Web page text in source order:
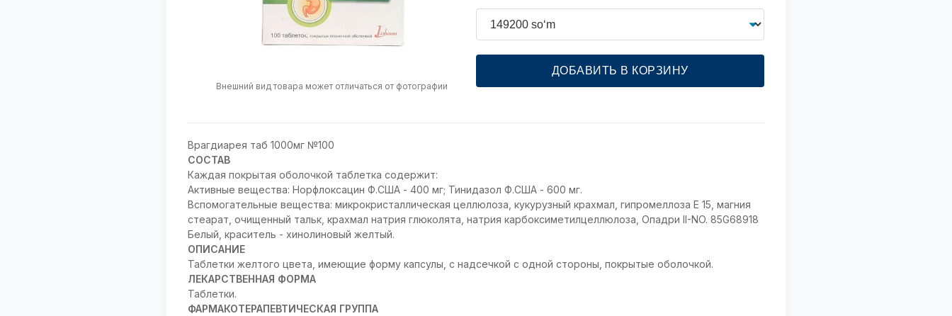
Внешний вид товара может отличаться от фотографии
ДОБАВИТЬ В КОРЗИНУ
Врагдиарея таб 1000мг №100
СОСТАВ
Каждая покрытая оболочкой таблетка содержит:
Активные вещества: Норфлоксацин Ф.США - 400 мг; Тинидазол Ф.США - 600 мг.
Вспомогательные вещества: микрокристаллическая целлюлоза, кукурузный крахмал, гипромеллоза E 15, магния
стеарат, очищенный тальк, крахмал натрия глюколята, натрия карбоксиметилцеллюлоза, Опадри II-NO. 85G68918
Белый, краситель - хинолиновый желтый.
ОПИСАНИЕ
Таблетки желтого цвета, имеющие форму капсулы, с надсечкой с одной стороны, покрытые оболочкой.
ЛЕКАРСТВЕННАЯ ФОРМА
Таблетки.
ФАРМАКОТЕРАПЕВТИЧЕСКАЯ ГРУППА